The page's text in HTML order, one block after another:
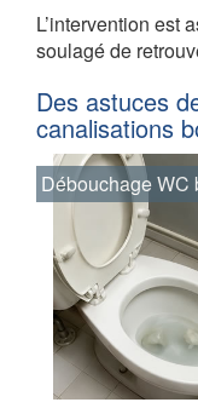
L’intervention est
soulagé de
Des astuces
canalisations
Débouchage WC